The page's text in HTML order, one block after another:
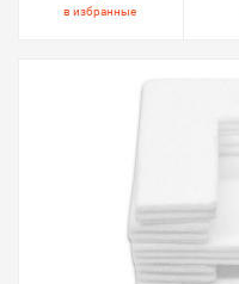
в избранные